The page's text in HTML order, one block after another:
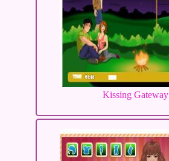
Kissing Gateway